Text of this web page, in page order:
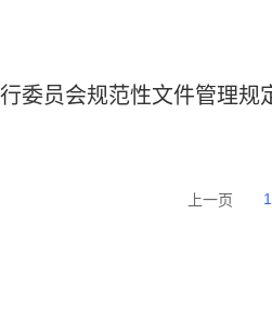
委员会规范性文件管理规
上一页 1